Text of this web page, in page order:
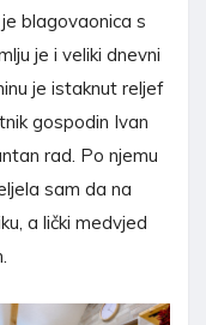
blagovaonica s
je i veliki dnevni
je istaknut reljef
gospodin Ivan
rad. Po njemu
sam da na
a lički medvjed